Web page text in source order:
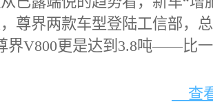
尊界两款车型登陆工信部，
界V800更是达到3.8吨——比
查